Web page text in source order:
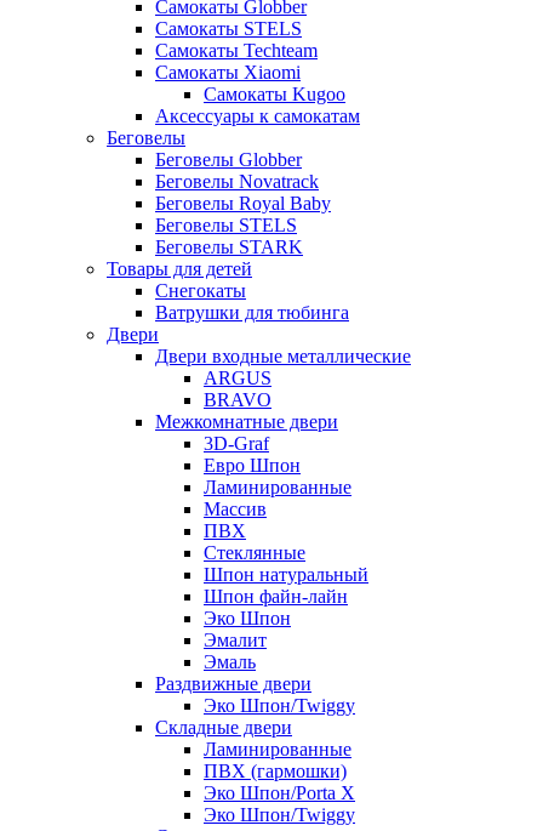
Самокаты Globber
Самокаты STELS
Самокаты Techteam
Самокаты Xiaomi
Самокаты Kugoo
Аксессуары к самокатам
Беговелы
Беговелы Globber
Беговелы Novatrack
Беговелы Royal Baby
Беговелы STELS
Беговелы STARK
Товары для детей
Снегокаты
Ватрушки для тюбинга
Двери
Двери входные металлические
ARGUS
BRAVO
Межкомнатные двери
3D-Graf
Евро Шпон
Ламинированные
Массив
ПВХ
Стеклянные
Шпон натуральный
Шпон файн-лайн
Эко Шпон
Эмалит
Эмаль
Раздвижные двери
Эко Шпон/Twiggy
Складные двери
Ламинированные
ПВХ (гармошки)
Эко Шпон/Porta X
Эко Шпон/Twiggy